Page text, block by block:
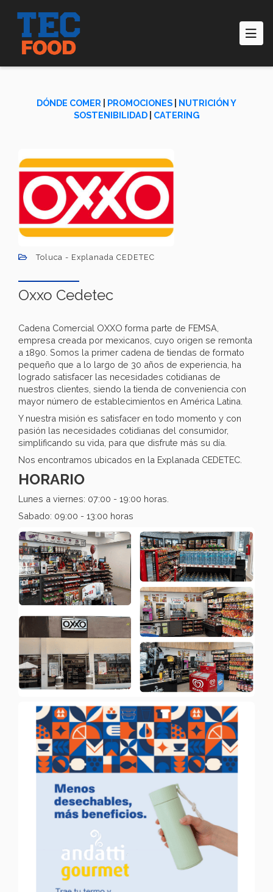
principal
DÓNDE COMER PROMOCIONES
NUTRICIÓN Y
SOSTENIBILIDAD| CATERING
Toluca - Explanada CEDETEC
Oxxo Cedetec
Cadena Comercial OXXO forma parte de FEMSA,
empresa creada por mexicanos, cuyo origen se remonta
a 1890. Somos la primer cadena de tiendas de formato
pequeño que a lo largo de 30 años de experiencia, ha
logrado satisfacer las necesidades cotidianas de
nuestros clientes, siendo la tienda de conveniencia con
mayor número de establecimientos en América Latina.
Y nuestra misión es satisfacer en todo momento y con
pasión las necesidades cotidianas del consumidor,
simplificando su vida, para que disfrute más su día.
Nos encontramos ubicados en la Explanada CEDETEC.
HORARIO
Lunes a viernes: 07:00 - 19:00 horas.
Sabado: 09:00 - 13:00 horas